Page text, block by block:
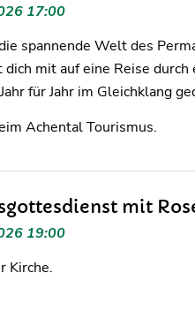
17:00
spannende Welt des
mit auf eine Reise
für Jahr im Gleichklang
Achental Tourismus.
mit
19:00
Kirche.